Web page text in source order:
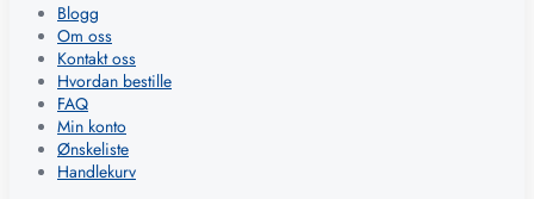
Blogg
Om oss
Kontakt oss
Hvordan bestille
FAQ
Min konto
Ønskeliste
Handlekurv